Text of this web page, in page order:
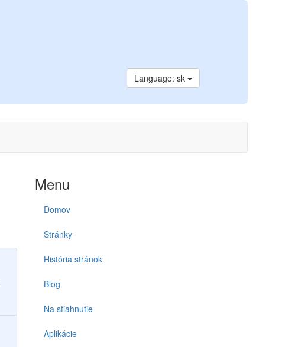
Language: sk
Menu
Domov
Stránky
História stránok
Blog
Na stiahnutie
Aplikácie